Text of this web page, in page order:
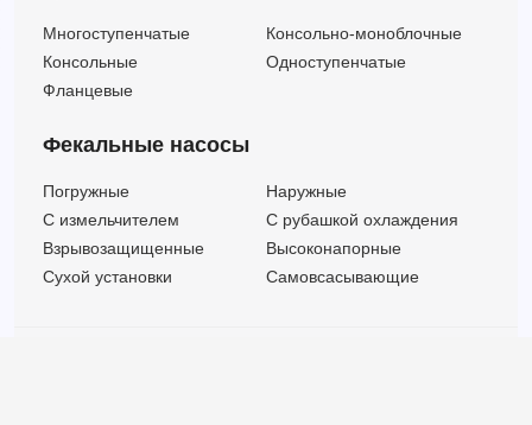
Многоступенчатые
Консольно-моноблочные
Консольные
Одноступенчатые
Фланцевые
Фекальные насосы
Погружные
Наружные
C измельчителем
С рубашкой охлаждения
Взрывозащищенные
Высоконапорные
Сухой установки
Самовсасывающие